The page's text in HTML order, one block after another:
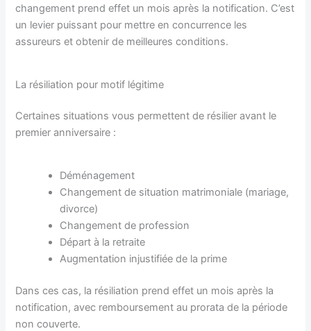
changement prend effet un mois après la notification. C’est
un levier puissant pour mettre en concurrence les
assureurs et obtenir de meilleures conditions.
La résiliation pour motif légitime
Certaines situations vous permettent de résilier avant le
premier anniversaire :
Déménagement
Changement de situation matrimoniale (mariage,
divorce)
Changement de profession
Départ à la retraite
Augmentation injustifiée de la prime
Dans ces cas, la résiliation prend effet un mois après la
notification, avec remboursement au prorata de la période
non couverte.